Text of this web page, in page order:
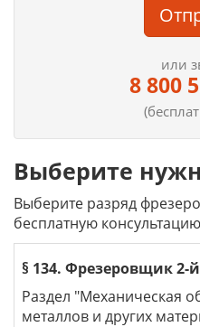
или
8 800
Выберите
Выберите разряд
бесплатную
§ 134. Фрезеровщик 2-
Раздел "Механическая
металлов и других